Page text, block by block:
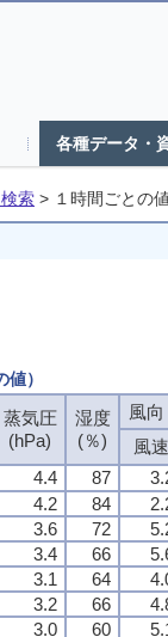
各種データ・
索 > １時間ごとの
）
蒸気圧
(hPa)
湿度
(％)
風
風速
4.4 87
4.2 84
3.6 72
3.4 66
3.1 64
3.2 66
3.0 60